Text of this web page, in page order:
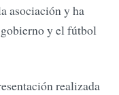
asociación y ha
y el fútbol
realizada